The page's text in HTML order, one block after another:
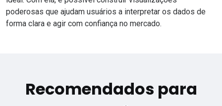
poderosas que ajudam usuários a interpretar os dados de
forma clara e agir com confiança no mercado.
Recomendados para